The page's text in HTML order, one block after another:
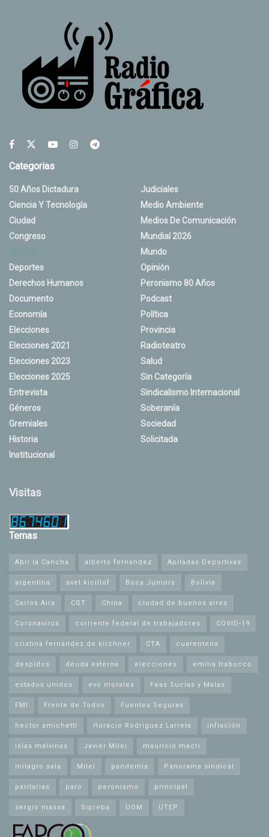
Categorias
50 Años Dictadura
Ciencia Y Tecnología
Ciudad
Congreso
Deportes
Derechos Humanos
Documento
Economía
Elecciones
Elecciones 2021
Elecciones 2023
Elecciones 2025
Entrevista
Géneros
Gremiales
Historia
Institucional
Judiciales
Medio Ambiente
Medios De Comunicación
Mundial 2026
Mundo
Opinión
Peronismo 80 Años
Podcast
Política
Provincia
Radioteatro
Salud
Sin Categoría
Sindicalismo Internacional
Soberanía
Sociedad
Solicitada
Visitas
Temas
Abrí la Cancha alberto fernandez Apiladas Deportivas
argentina axel kicillof Boca Juniors Bolivia
Carlos Aira CGT China ciudad de buenos aires
Coronavirus corriente federal de trabajadores COVID-19
cristina fernandez de kirchner CTA cuarentena
despidos deuda externa elecciones emilia trabucco
estados unidos evo morales Feas Sucias y Malas
FMI Frente de Todos Fuentes Seguras
hector amichetti Horacio Rodríguez Larreta inflación
islas malvinas Javier Milei mauricio macri
milagro sala Milei pandemia Panorama sindical
paritarias paro peronismo principal
sergio massa Sipreba UOM UTEP